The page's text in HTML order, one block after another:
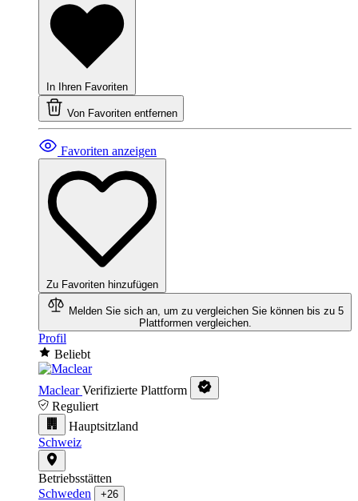
In Ihren Favoriten
Von Favoriten entfernen
Favoriten anzeigen
Zu Favoriten hinzufügen
Melden Sie sich an, um zu vergleichen Sie können bis zu 5
Plattformen vergleichen.
Profil
Beliebt
Maclear Verifizierte Plattform
Reguliert
Hauptsitzland
Schweiz
Betriebsstätten
Schweden
+26